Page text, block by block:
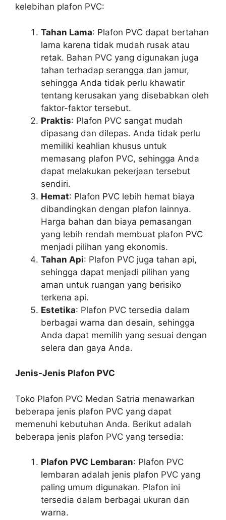
kelebihan plafon PVC:
Tahan Lama: Plafon PVC dapat bertahan
lama karena tidak mudah rusak atau
retak. Bahan PVC yang digunakan juga
tahan terhadap serangga dan jamur,
sehingga Anda tidak perlu khawatir
tentang kerusakan yang disebabkan oleh
faktor-faktor tersebut.
Praktis: Plafon PVC sangat mudah
dipasang dan dilepas. Anda tidak perlu
memiliki keahlian khusus untuk
memasang plafon PVC, sehingga Anda
dapat melakukan pekerjaan tersebut
sendiri.
Hemat: Plafon PVC lebih hemat biaya
dibandingkan dengan plafon lainnya.
Harga bahan dan biaya pemasangan
yang lebih rendah membuat plafon PVC
menjadi pilihan yang ekonomis.
Tahan Api: Plafon PVC juga tahan api,
sehingga dapat menjadi pilihan yang
aman untuk ruangan yang berisiko
terkena api.
Estetika: Plafon PVC tersedia dalam
berbagai warna dan desain, sehingga
Anda dapat memilih yang sesuai dengan
selera dan gaya Anda.
Jenis-Jenis Plafon PVC
Toko Plafon PVC Medan Satria menawarkan
beberapa jenis plafon PVC yang dapat
memenuhi kebutuhan Anda. Berikut adalah
beberapa jenis plafon PVC yang tersedia:
Plafon PVC Lembaran: Plafon PVC
lembaran adalah jenis plafon PVC yang
paling umum digunakan. Plafon ini
tersedia dalam berbagai ukuran dan
warna.